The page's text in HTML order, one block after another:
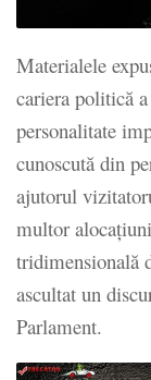
Materialele
cariera politică
personalitate
cunoscută din
ajutorul
multor
tridimensională
ascultat un
Parlament.